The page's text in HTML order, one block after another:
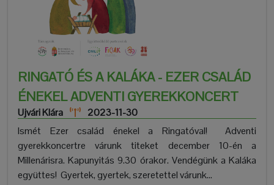
RINGATÓ ÉS A KALÁKA - EZER CSALÁD
ÉNEKEL ADVENTI GYEREKKONCERT
Ujvári Klára
2023-11-30
Ismét Ezer család énekel a Ringatóval! Adventi
gyerekkoncertre várunk titeket december 10-én a
Millenárisra. Kapunyitás 9.30 órakor. Vendégünk a Kaláka
együttes! Gyertek, gyertek, szeretettel várunk...